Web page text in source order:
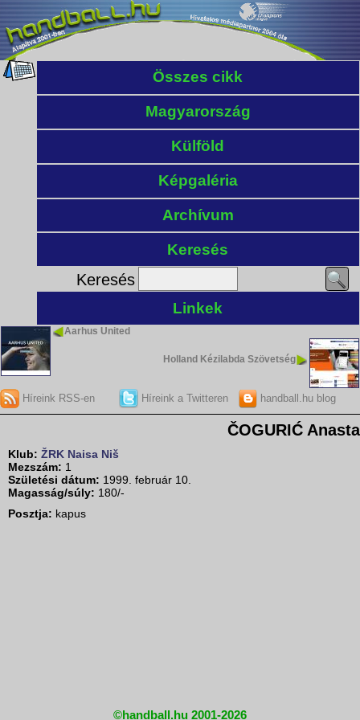
Összes cikk
Magyarország
Külföld
Képgaléria
Archívum
Keresés
Keresés
Linkek
Aarhus United
Holland Kézilabda Szövetség
Híreink RSS-en Híreink a Twitteren handball.hu blog
ČOGURIĆ
Klub: ŽRK Naisa Niš
Mezszám: 1
Születési dátum: 1999. február 10.
Magasság/súly: 180/-
Posztja: kapus
©handball.hu 2001-2026